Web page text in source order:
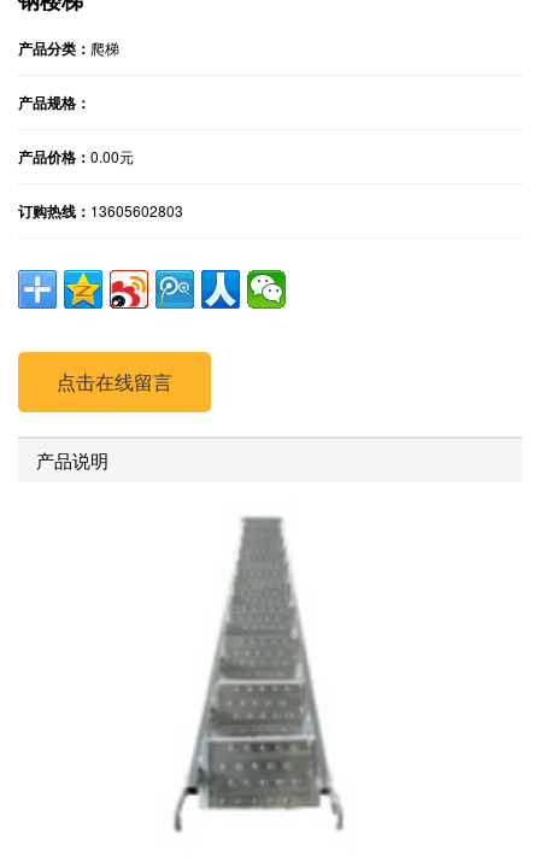
产品分类： 爬梯
产品规格：
产品价格： 0.00元
订购热线： 13605602803
点击在线留言
产品说明